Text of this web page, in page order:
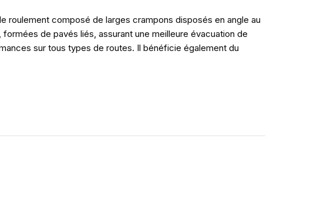
roulement composé de larges crampons disposés en angle au
de pavés liés, assurant une meilleure évacuation de
sur tous types de routes. Il bénéficie également du